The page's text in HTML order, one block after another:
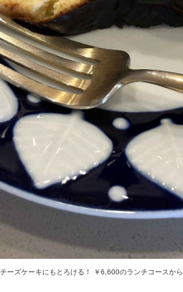
ーズケーキにもとろける！ ￥6,600のランチコースから